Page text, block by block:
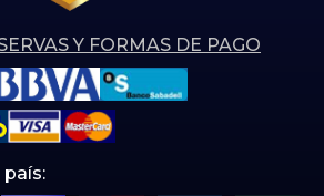
Y FORMAS DE PAGO
país: